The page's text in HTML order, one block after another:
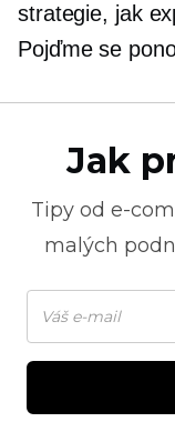
strategie, jak
Pojďme se
Jak
Tipy od e-
malých